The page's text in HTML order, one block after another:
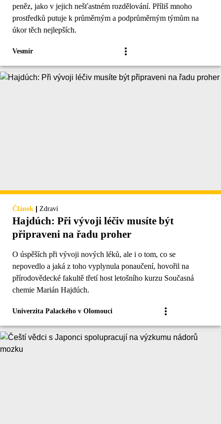
peněz, jako v jejich nešťastném rozdělování. Příliš mnoho
prostředků putuje k průměrným a podprůměrným týmům na
úkor těch nejlepších.
Vesmír
Článek | Zdraví
Hajdúch: Při vývoji léčiv musíte být
připraveni na řadu proher
O úspěších při vývoji nových léků, ale i o tom, co se
nepovedlo a jaká z toho vyplynula ponaučení, hovořil na
přírodovědecké fakultě třetí host letošního kurzu Současná
chemie Marián Hajdúch.
Univerzita Palackého v Olomouci